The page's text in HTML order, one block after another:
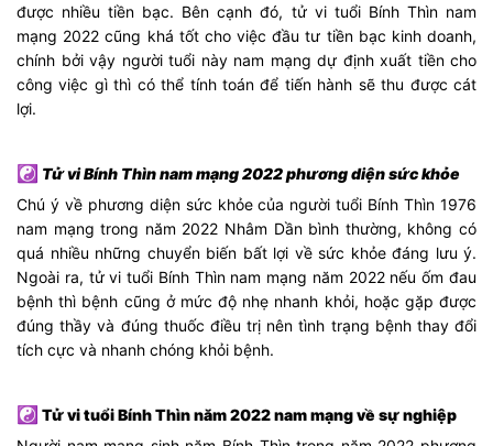
được nhiều tiền bạc. Bên cạnh đó, tử vi tuổi Bính Thìn nam
mạng 2022 cũng khá tốt cho việc đầu tư tiền bạc kinh doanh,
chính bởi vậy người tuổi này nam mạng dự định xuất tiền cho
công việc gì thì có thể tính toán để tiến hành sẽ thu được cát
lợi.
☯ Tử vi Bính Thìn nam mạng 2022 phương diện sức khỏe
Chú ý về phương diện sức khỏe của người tuổi Bính Thìn 1976
nam mạng trong năm 2022 Nhâm Dần bình thường, không có
quá nhiều những chuyển biến bất lợi về sức khỏe đáng lưu ý.
Ngoài ra, tử vi tuổi Bính Thìn nam mạng năm 2022 nếu ốm đau
bệnh thì bệnh cũng ở mức độ nhẹ nhanh khỏi, hoặc gặp được
đúng thầy và đúng thuốc điều trị nên tình trạng bệnh thay đổi
tích cực và nhanh chóng khỏi bệnh.
☯ Tử vi tuổi Bính Thìn năm 2022 nam mạng về sự nghiệp